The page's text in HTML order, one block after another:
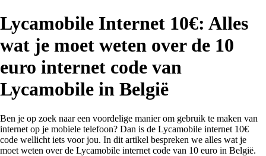
Lycamobile Internet 10€: Alles
wat je moet weten over de 10
euro internet code van
Lycamobile in België
Ben je op zoek naar een voordelige manier om gebruik te maken van
internet op je mobiele telefoon? Dan is de Lycamobile internet 10€
code wellicht iets voor jou. In dit artikel bespreken we alles wat je
moet weten over de Lycamobile internet code van 10 euro in België.